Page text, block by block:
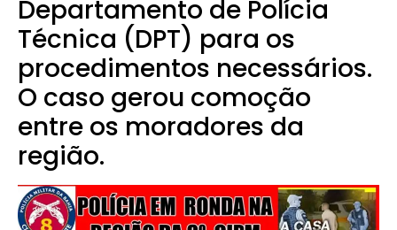
Departamento de Polícia
Técnica (DPT) para os
procedimentos necessários.
O caso gerou comoção
entre os moradores da
região.